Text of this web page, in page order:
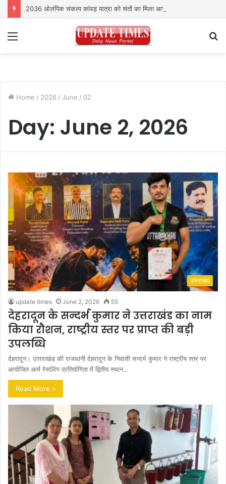
2036 ओलंपिक संकल्प कांवड़ यात्रा को संतों का मिला आशीर्वाद
Home / 2026 / June / 02
Day: June 2, 2026
उत्तराखंड
update times June 2, 2026 55
देहरादून के सन्दर्भ कुमार ने उत्तराखंड का नाम
किया रौशन, राष्ट्रीय स्तर पर प्राप्त की बड़ी
उपलब्धि
देहरादून। उत्तराखंड की राजधानी देहरादून के निवासी सन्दर्भ कुमार ने राष्ट्रीय स्तर पर
आयोजित आर्म रेसलिंग प्रतियोगिता में द्वितीय स्थान…
Read More »